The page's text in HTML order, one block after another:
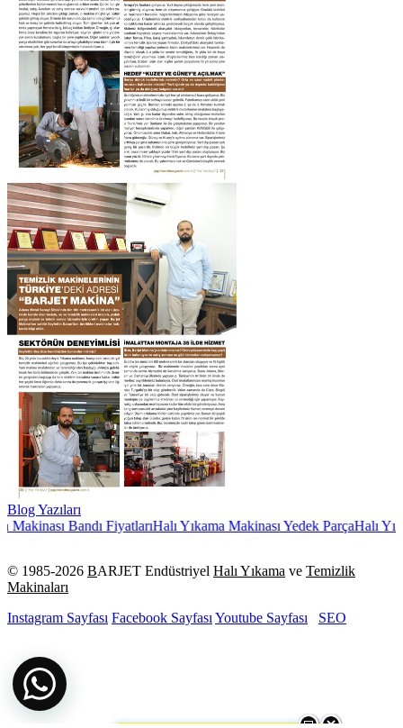
Blog Yazıları
Bandı FiyatlarıHalı Yıkama Makinası Yedek ParçaHalı
© 1985-2026 BARJET Endüstriyel Halı Yıkama ve Temizlik
Makinaları
Instagram Sayfası Facebook SayfasıYoutube Sayfası SEO